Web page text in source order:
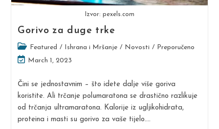
Izvor: pexels.com
Gorivo za duge trke
Post
category:
Featured / Ishrana i Mršanje / Novosti / Preporučeno
Post
modified:
March 1, 2023
Čini se jednostavnim – što idete dalje više goriva
koristite. Ali trčanje polumaratona se drastično razlikuje
od trčanja ultramaratona. Kalorije iz ugljikohidrata,
proteina i masti su gorivo za vaše tijelo.…